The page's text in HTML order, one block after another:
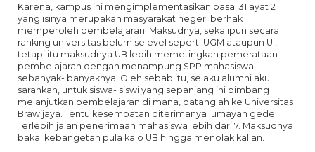
Karena, kampus ini mengimplementasikan pasal 31 ayat 2
yang isinya merupakan masyarakat negeri berhak
memperoleh pembelajaran. Maksudnya, sekalipun secara
ranking universitas belum selevel seperti UGM ataupun UI,
tetapi itu maksudnya UB lebih memetingkan pemerataan
pembelajaran dengan menampung SPP mahasiswa
sebanyak- banyaknya. Oleh sebab itu, selaku alumni aku
sarankan, untuk siswa- siswi yang sepanjang ini bimbang
melanjutkan pembelajaran di mana, datanglah ke Universitas
Brawijaya. Tentu kesempatan diterimanya lumayan gede.
Terlebih jalan penerimaan mahasiswa lebih dari 7. Maksudnya
bakal kebangetan pula kalo UB hingga menolak kalian.